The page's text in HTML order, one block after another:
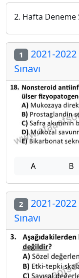
2. Hafta Deneme
1 2021-
Sınavı
A B
2 2021-
Sınavı